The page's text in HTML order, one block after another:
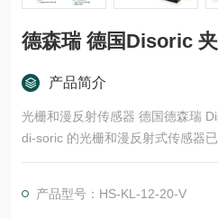
德森瑞 德国Disoric
产品简介
光栅和漫反射传感器 德国德森瑞
di-soric 的光栅和漫反射式传感器
领域开发了多种型号和功能原理
器.LHT 41 M 0.2 G3-T3德国德森
产品型号：HS-KL-12-20-V